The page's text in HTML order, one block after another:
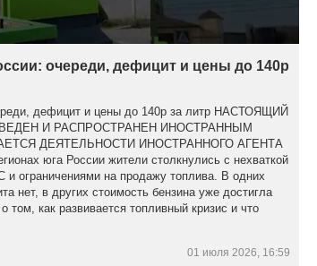
очереди, дефицит и цены до 140р
дефицит и цены до 140р за литр НАСТОЯЩИЙ
И РАСПРОСТРАНЕН ИНОСТРАННЫМ
ДЕЯТЕЛЬНОСТИ ИНОСТРАННОГО АГЕНТА
юга России жители столкнулись с нехваткой
ограничениями на продажу топлива. В одних
нет, в других стоимость бензина уже достигла
том, как развивается топливный кризис и что
01 июля 2026, 16:59